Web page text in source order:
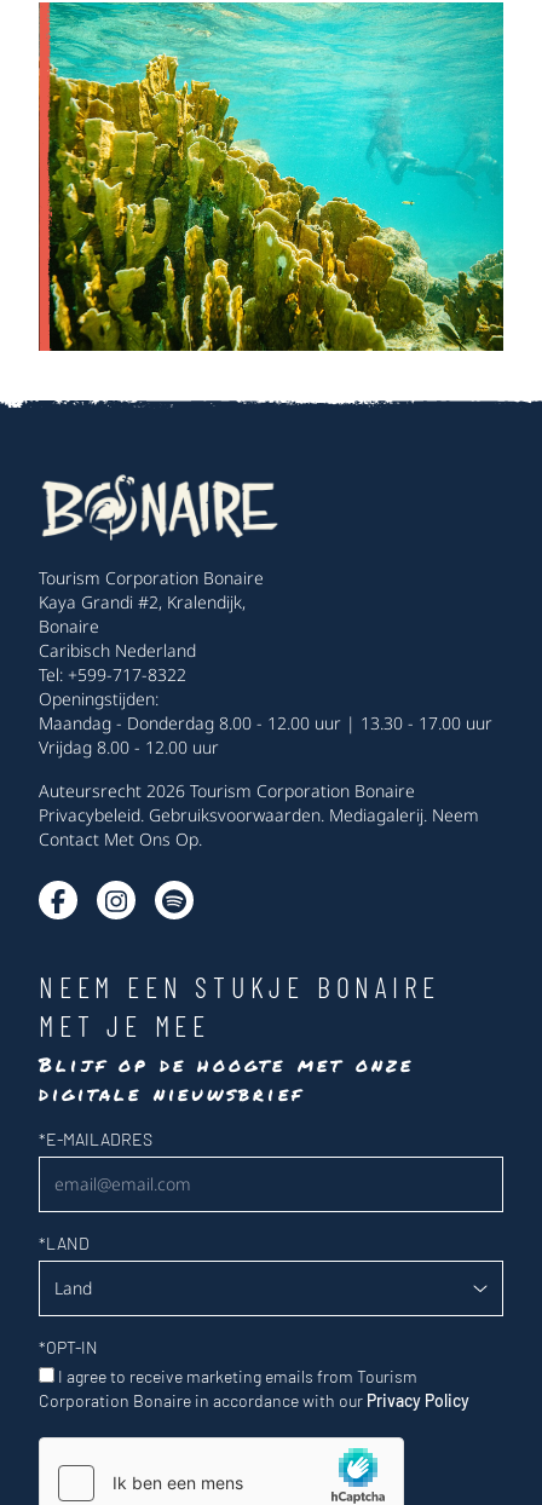
Tourism Corporation Bonaire
Kaya Grandi #2, Kralendijk,
Bonaire
Caribisch Nederland
Tel: +599-717-8322
Openingstijden:
Maandag - Donderdag 8.00 - 12.00 uur | 13.30 - 17.00 uur
Vrijdag 8.00 - 12.00 uur
Auteursrecht 2026 Tourism Corporation Bonaire
Privacybeleid. Gebruiksvoorwaarden. Mediagalerij. Neem
Contact Met Ons Op.
NEEM EEN STUKJE BONAIRE
MET JE MEE
Blijf op de hoogte met onze
digitale nieuwsbrief
Nieuwsbrief
*E-MAILADRES
*LAND
*OPT-IN
I agree to receive marketing emails from Tourism
Corporation Bonaire in accordance with our Privacy Policy